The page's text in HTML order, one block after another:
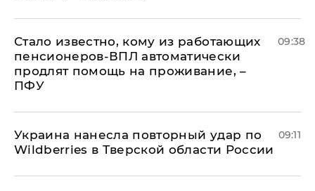
Стало известно, кому из работающих
пенсионеров-ВПЛ автоматически
продлят помощь на проживание, –
ПФУ
09:38
Украина нанесла повторный удар по
Wildberries в Тверской области России
09:11